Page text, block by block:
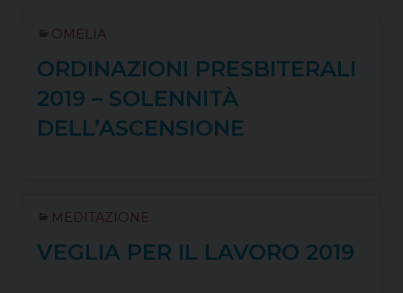
OMELIA
ORDINAZIONI PRESBITERALI
2019 – SOLENNITÀ
DELL’ASCENSIONE
MEDITAZIONE
VEGLIA PER IL LAVORO 2019